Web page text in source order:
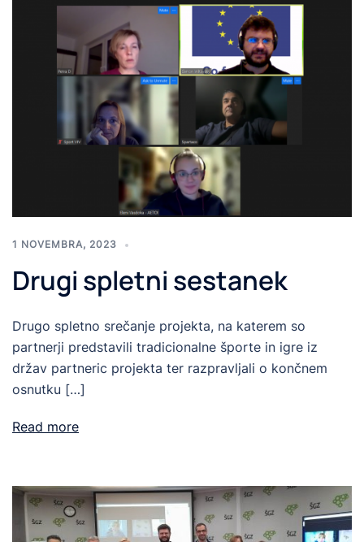
1 NOVEMBRA, 2023
Drugi spletni sestanek
Drugo spletno srečanje projekta, na katerem so
partnerji predstavili tradicionalne športe in igre iz
držav partneric projekta ter razpravljali o končnem
osnutku […]
Read more